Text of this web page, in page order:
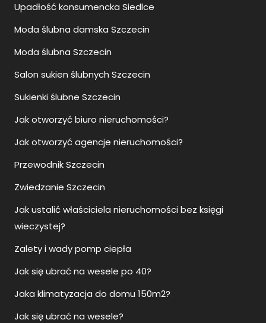
Upadłość konsumencka Siedlce
Moda ślubna damska Szczecin
Moda ślubna Szczecin
Salon sukien ślubnych Szczecin
Sukienki ślubne Szczecin
Jak otworzyć biuro nieruchomości?
Jak otworzyć agencje nieruchomości?
Przewodnik Szczecin
Zwiedzanie Szczecin
Jak ustalić właściciela nieruchomości bez księgi
wieczystej?
Zalety i wady pomp ciepła
Jak się ubrać na wesele po 40?
Jaka klimatyzacja do domu 150m2?
Jak się ubrać na wesele?